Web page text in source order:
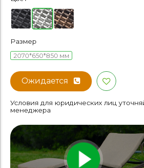
Размер
2070*650*850 мм
Ожидается
Условия для юридических лиц
менеджера